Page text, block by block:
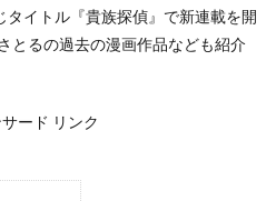
タイトル『貴族探偵』で新連載を開
とるの過去の漫画作品なども紹介
ード リンク